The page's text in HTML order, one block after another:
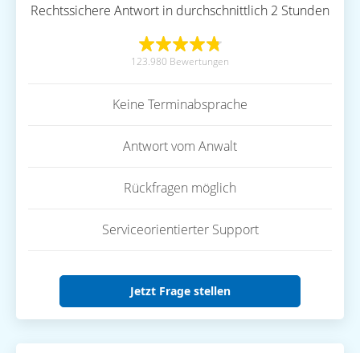
Rechtssichere Antwort in durchschnittlich 2 Stunden
123.980 Bewertungen
Keine Terminabsprache
Antwort vom Anwalt
Rückfragen möglich
Serviceorientierter Support
Jetzt Frage stellen